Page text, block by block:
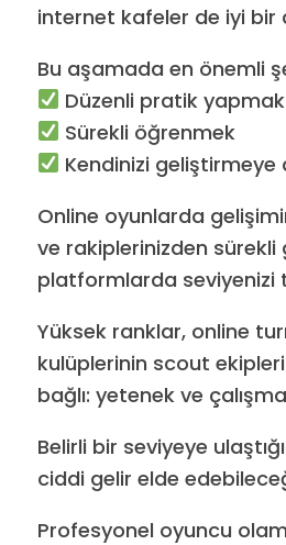
internet kafeler de iyi
Bu aşamada en önemli
Düzenli pratik yapmak
Sürekli öğrenmek
Kendinizi
Online oyunlarda
ve rakiplerinizden sürekli
platformlarda seviyenizi
Yüksek ranklar, online
kulüplerinin scout
bağlı: yetenek ve
Belirli bir seviyeye
ciddi gelir elde
Profesyonel oyuncu